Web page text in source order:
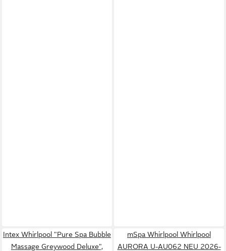
Intex Whirlpool "Pure Spa Bubble
Massage Greywood Deluxe",
mSpa Whirlpool Whirlpool
AURORA U-AU062 NEU 2026-